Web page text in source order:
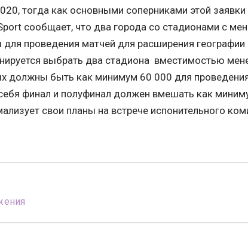
тогда как основными соперниками этой
сообщает, что два города со стадионами с
проведения матчей для расширения
выбрать два стадиона вместимостью
должны быть как минимум 60 000 для
финал и полуфинал должен вмешать как
свои планы на встрече испонительного